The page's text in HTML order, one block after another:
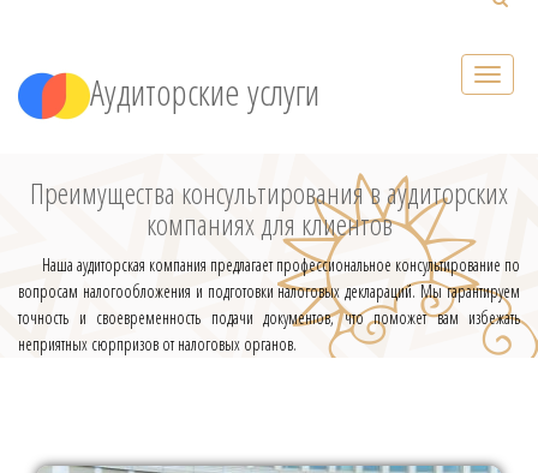
Аудиторские услуги
Преимущества консультирования в аудиторских
компаниях для клиентов
Наша аудиторская компания предлагает профессиональное консультирование по
вопросам налогообложения и подготовки налоговых деклараций. Мы гарантируем
точность и своевременность подачи документов, что поможет вам избежать
неприятных сюрпризов от налоговых органов.